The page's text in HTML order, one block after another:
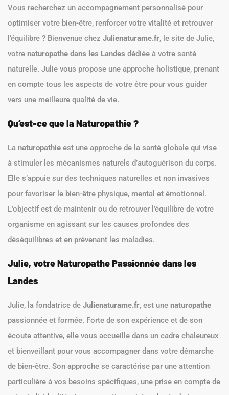
Vous recherchez un accompagnement personnalisé pour
optimiser votre bien-être, renforcer votre vitalité et retrouver
l’équilibre ? Bienvenue chez Julienaturame.fr, le site de Julie,
votre naturopathe dans les Landes dédiée à votre santé
naturelle. Julie vous propose une approche holistique, prenant
en compte tous les aspects de votre être pour vous guider
vers une meilleure qualité de vie.
Qu’est-ce que la Naturopathie ?
La naturopathie est une approche de la santé globale qui vise
à stimuler les mécanismes naturels d’autoguérison du corps.
Elle s’appuie sur des techniques naturelles et non invasives
pour favoriser le bien-être physique, mental et émotionnel.
L’objectif est de maintenir ou de retrouver l’équilibre de votre
organisme en agissant sur les causes profondes des
déséquilibres et en prévenant les maladies.
Julie, votre Naturopathe Passionnée dans les
Landes
Julie, la fondatrice de Julienaturame.fr, est une naturopathe
passionnée et formée. Forte de son expérience et de son
écoute attentive, elle vous accueille dans un cadre chaleureux
et bienveillant pour vous accompagner dans votre démarche
de bien-être. Son approche se caractérise par une attention
particulière à vos besoins spécifiques, une prise en compte de